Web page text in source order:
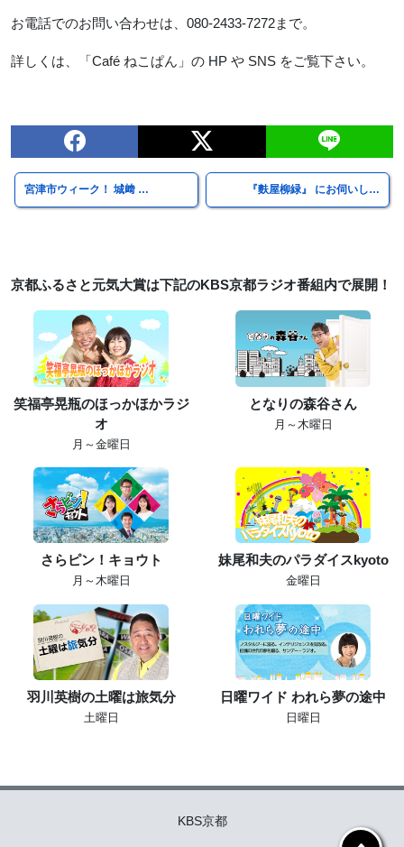
お電話でのお問い合わせは、080-2433-7272まで。
詳しくは、「Café ねこぱん」の HP や SNS をご覧下さい。
宮津市ウィーク！ 城﨑 … 『麩屋柳緑』 にお伺いし…
京都ふるさと元気大賞は下記のKBS京都ラジオ番組内で展開！
笑福亭晃瓶のほっかほかラジ
オ
月～金曜日
となりの森谷さん
月～木曜日
さらピン！キョウト
月～木曜日
妹尾和夫のパラダイスkyoto
金曜日
羽川英樹の土曜は旅気分
土曜日
日曜ワイド われら夢の途中
日曜日
KBS京都